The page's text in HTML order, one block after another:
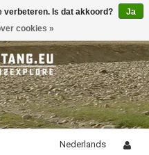
Nederlands
verbeteren. Is dat akkoord?
Ja
cookies »